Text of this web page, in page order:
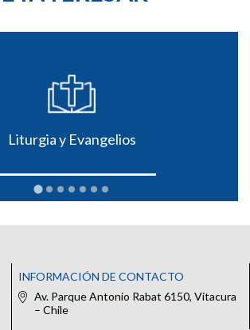
Liturgia y Evangelios
INFORMACIÓN DE CONTACTO
Av. Parque Antonio Rabat 6150, Vitacura
– Chile